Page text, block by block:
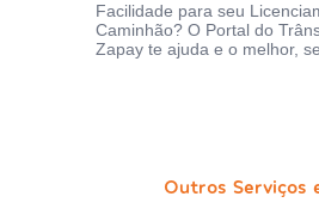
Facilidade para seu
Caminhão? O Portal do
Zapay te ajuda e o melhor,
Outros Serviços